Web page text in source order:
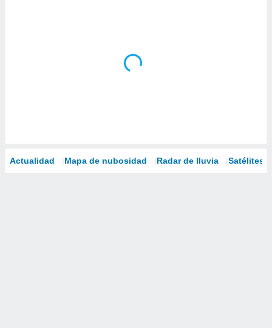
Actualidad Mapa de nubosidad Radar de lluvia Satélites